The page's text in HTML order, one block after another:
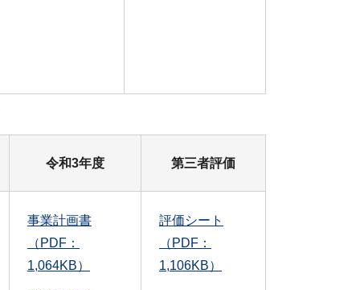
令和3年度 第三者評価
事業計画書
（PDF：
1,064KB）
評価シート
（PDF：
1,106KB）